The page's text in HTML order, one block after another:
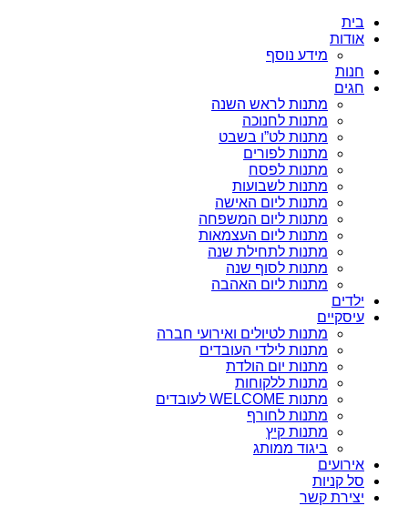
בית
אודות
מידע נוסף
חנות
חגים
מתנות לראש השנה
מתנות לחנוכה
מתנות לט”ו בשבט
מתנות לפורים
מתנות לפסח
מתנות לשבועות
מתנות ליום האישה
מתנות ליום המשפחה
מתנות ליום העצמאות
מתנות לתחילת שנה
מתנות לסוף שנה
מתנות ליום האהבה
ילדים
עיסקיים
מתנות לטיולים ואירועי חברה
מתנות לילדי העובדים
מתנות יום הולדת
מתנות ללקוחות
מתנות WELCOME לעובדים
מתנות לחורף
מתנות קיץ
ביגוד ממותג
אירועים
סל קניות
יצירת קשר